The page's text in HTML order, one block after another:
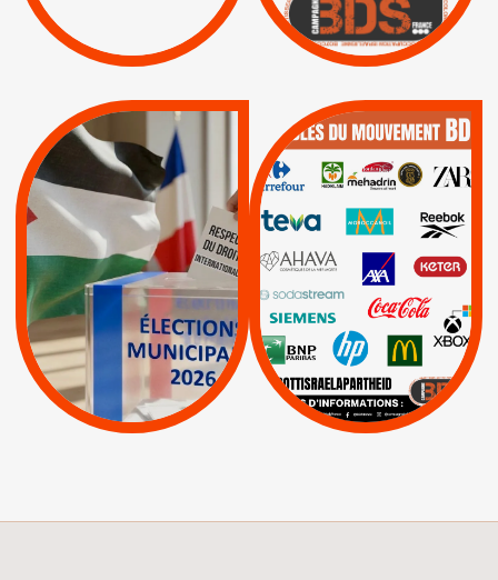
| Actus Pétitions
Lettres d'interpellation
MUNICIPALES 2026 :
JE VOTE POUR LE
RESPECT DU DROIT
INTERNATIONAL EN
PALESTINE
APPELS | Actus |
Espaces Sans
Apartheid
| Lettres d'interpellation
Pétitions
QUE BOYCOTTER ?
BOYCOTT /
AXA BNP | CAF |
Carrefour | HP |
Keter |
Livres et brochures |
Mehadrin | PUMA
Sodastream |
Visuels, tracts,
affiches,...